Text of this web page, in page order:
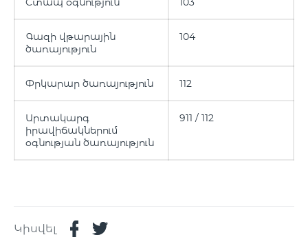
Գազի վթարային
ծառայություն
104
Փրկարար ծառայություն 112
Արտակարգ
իրավիճակներում
օգնության ծառայություն
911 / 112
Կիսվել